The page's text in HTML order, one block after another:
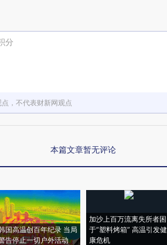
分
，不代表财新网观点
本篇文章暂无评论
国高温创百年纪录 当局
告停止一切户外活动
加沙上百万流离失所者困
于“塑料烤箱” 高温引发健
康危机